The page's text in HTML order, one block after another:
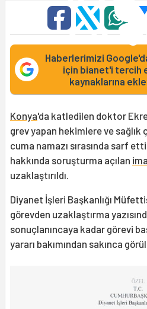
Haberlerimizi
için bianet'i tercih
kaynaklarına
Konya'da katledilen doktor
grev yapan hekimlere ve sağlık
cuma namazı sırasında sarf
hakkında soruşturma açılan
uzaklaştırıldı.
Diyanet İşleri Başkanlığı
görevden uzaklaştırma
sonuçlanıncaya kadar görevi
yararı bakımından sakınca